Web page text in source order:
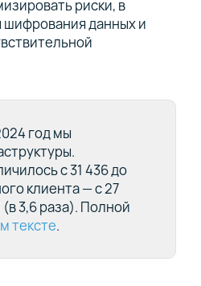
риски, в
данных и
год мы
с 31 436 до
клиента — с 27
(в 3,6 раза). Полной
тексте.